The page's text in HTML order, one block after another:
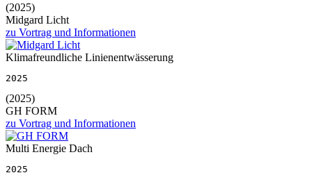
(2025)
Midgard Licht
zu Vortrag und Informationen
Klimafreundliche Linienentwässerung
2025
(2025)
GH FORM
zu Vortrag und Informationen
Multi Energie Dach
2025